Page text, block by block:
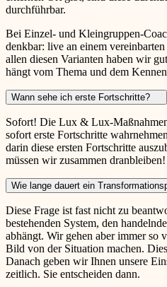
durchführbar.
Bei Einzel- und Kleingruppen-
denkbar: live an einem
allen diesen Varianten haben wir
hängt vom Thema und dem
Wann sehe ich erste Fortschritte?
Sofort! Die Lux & Lux-
sofort erste Fortschritte
darin diese ersten Fortschritte
müssen wir zusammen dranbleiben!
Wie lange dauert ein
Diese Frage ist fast nicht zu
bestehenden System, den
abhängt. Wir gehen aber immer so
Bild von der Situation machen.
Danach geben wir Ihnen unsere
zeitlich. Sie entscheiden dann.